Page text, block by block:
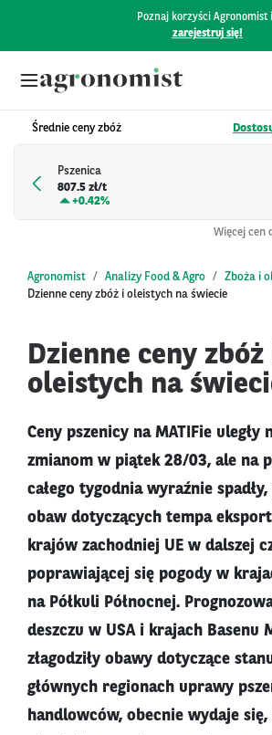
Poznaj korzyści Agronomist i
zarejestruj się!
Średnie ceny zbóż
Pszenica
807.5 zł/t
+0.42%
Więcej cen
Agronomist Analizy Food & Agro
Zboża i
Dzienne ceny zbóż i oleistych na świecie
Dzienne ceny zbóż
oleistych na
Ceny pszenicy na MATIFie uległy
zmianom w piątek 28/03, ale na
całego tygodnia wyraźnie
obaw dotyczących tempa
krajów zachodniej UE w dalszej
poprawiającej się pogody w
na Półkuli Północnej.
deszczu w USA i krajach Basenu
złagodziły obawy dotyczące
głównych regionach uprawy
handlowców, obecnie wydaje się,